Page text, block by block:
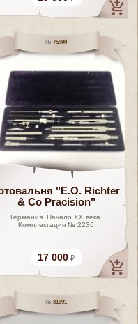
75390
"E.O. Richter
& Co Pracision"
Германия. Начало XX века.
Комплектация № 2236
17 000
31391